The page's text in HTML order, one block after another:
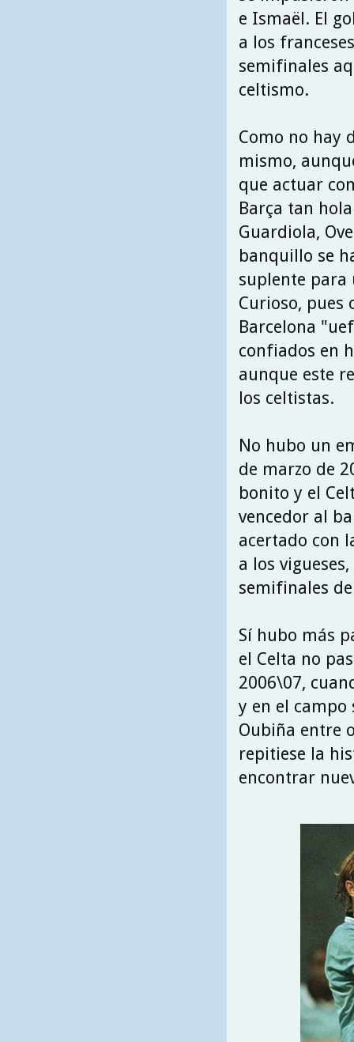
e Ismaël. El
a los
semifinales
celtismo.
Como no hay
mismo,
que actuar
Barça tan
Guardiola,
banquillo se
suplente para
Curioso, pues
Barcelona
confiados en
aunque este
los celtistas.
No hubo un
de marzo de
bonito y el
vencedor al
acertado con
a los
semifinales de
Sí hubo más
el Celta no
2006\07,
y en el campo
Oubiña entre
repitiese la
encontrar